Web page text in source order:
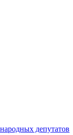
депутатов